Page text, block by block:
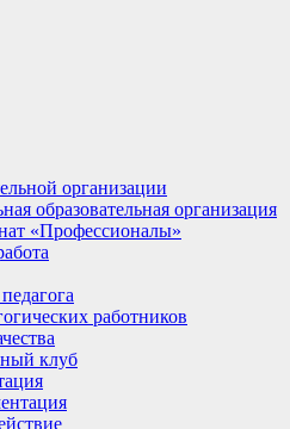
организации
образовательная организация
«Профессионалы»
работников
клуб